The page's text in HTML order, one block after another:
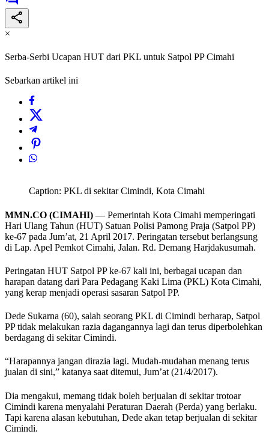
×
Serba-Serbi Ucapan HUT dari PKL untuk Satpol PP Cimahi
Sebarkan artikel ini
Caption: PKL di sekitar Cimindi, Kota Cimahi
MMN.CO (CIMAHI) — Pemerintah Kota Cimahi memperingati
Hari Ulang Tahun (HUT) Satuan Polisi Pamong Praja (Satpol PP)
ke-67 pada Jum’at, 21 April 2017. Peringatan tersebut berlangsung
di Lap. Apel Pemkot Cimahi, Jalan. Rd. Demang Harjdakusumah.
Peringatan HUT Satpol PP ke-67 kali ini, berbagai ucapan dan
harapan datang dari Para Pedagang Kaki Lima (PKL) Kota Cimahi,
yang kerap menjadi operasi sasaran Satpol PP.
Dede Sukarna (60), salah seorang PKL di Cimindi berharap, Satpol
PP tidak melakukan razia dagangannya lagi dan terus diperbolehkan
berdagang di sekitar Cimindi.
“Harapannya jangan dirazia lagi. Mudah-mudahan menang terus
jualan di sini,” katanya saat ditemui, Jum’at (21/4/2017).
Dia mengakui, memang tidak boleh berjualan di sekitar trotoar
Cimindi karena menyalahi Peraturan Daerah (Perda) yang berlaku.
Tapi karena alasan kebutuhan, Dede akan tetap berjualan di sekitar
Cimindi.